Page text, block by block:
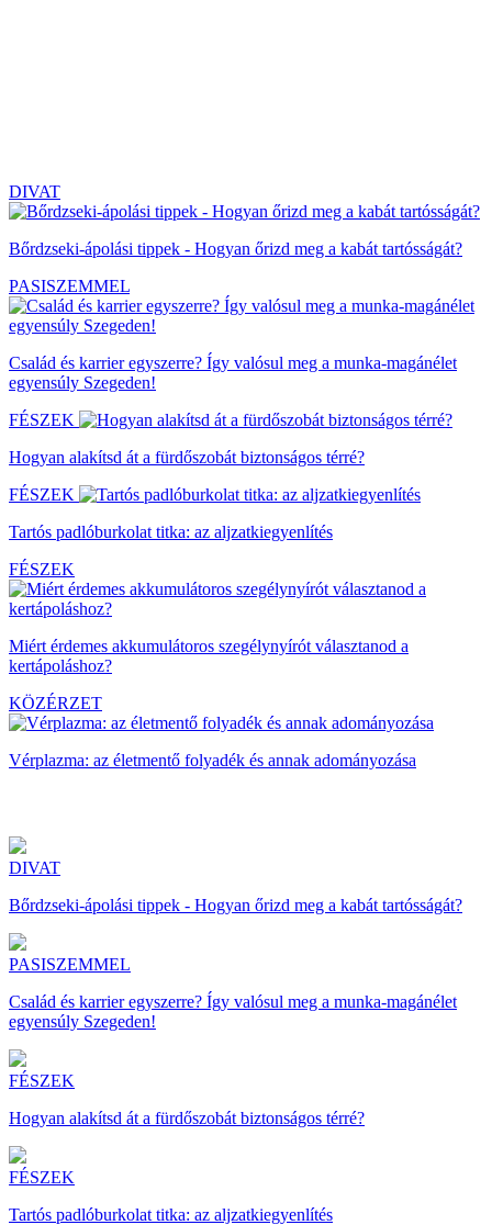
DIVAT
Bőrdzseki-ápolási tippek - Hogyan őrizd meg a kabát tartósságát?
PASISZEMMEL
Család és karrier egyszerre? Így valósul meg a munka-magánélet
egyensúly Szegeden!
FÉSZEK
Hogyan alakítsd át a fürdőszobát biztonságos térré?
FÉSZEK
Tartós padlóburkolat titka: az aljzatkiegyenlítés
FÉSZEK
Miért érdemes akkumulátoros szegélynyírót választanod a
kertápoláshoz?
KÖZÉRZET
Vérplazma: az életmentő folyadék és annak adományozása
DIVAT
Bőrdzseki-ápolási tippek - Hogyan őrizd meg a kabát tartósságát?
PASISZEMMEL
Család és karrier egyszerre? Így valósul meg a munka-magánélet
egyensúly Szegeden!
FÉSZEK
Hogyan alakítsd át a fürdőszobát biztonságos térré?
FÉSZEK
Tartós padlóburkolat titka: az aljzatkiegyenlítés